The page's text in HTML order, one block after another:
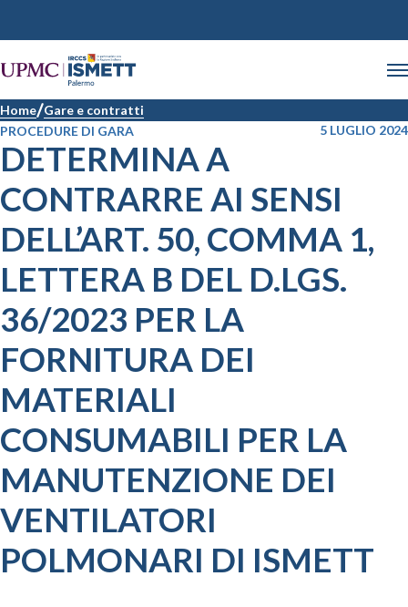
Home Gare e contratti
PROCEDURE DI GARA
5 LUGLIO 2024
DETERMINA A
CONTRARRE AI SENSI
DELL’ART. 50, COMMA 1,
LETTERA B DEL D.LGS.
36/2023 PER LA
FORNITURA DEI
MATERIALI
CONSUMABILI PER LA
MANUTENZIONE DEI
VENTILATORI
POLMONARI DI ISMETT